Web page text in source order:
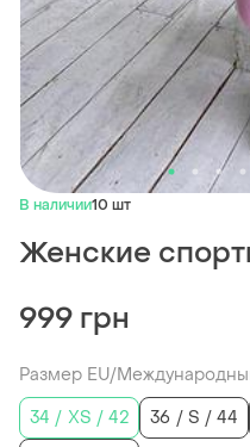
В наличии10 шт
Женские
999 грн
Размер EU/
34 / XS / 42
36 / S / 44